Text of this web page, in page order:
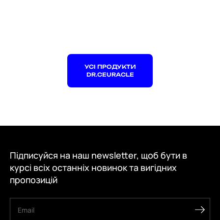
УСІ ПРОДУКТИ
DR.CEURACLE
Підписуйся на наш newsletter, щоб бути в
курсі всіх останніх новинок та вигідних
пропозицій